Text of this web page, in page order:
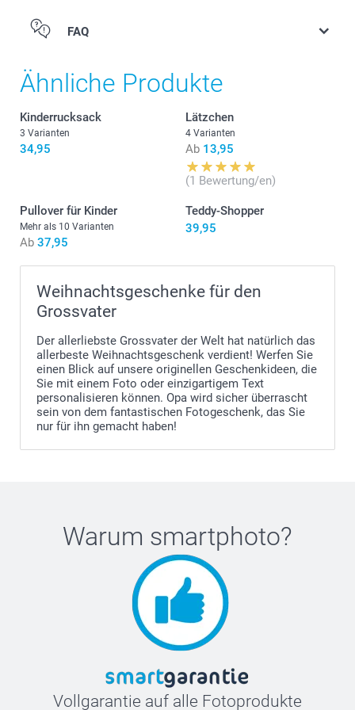
Masse: 12 cm (Höhe) x 6 cm (Durchmesser)
FAQ
Ähnliche Produkte
Kinderrucksack
3 Varianten
34,95
Lätzchen
4 Varianten
Ab 13,95
(1 Bewertung/en)
Pullover für Kinder
Mehr als 10 Varianten
Ab 37,95
Teddy-Shopper
39,95
Weihnachtsgeschenke für den
Grossvater
Der allerliebste Grossvater der Welt hat natürlich das
allerbeste Weihnachtsgeschenk verdient! Werfen Sie
einen Blick auf unsere originellen Geschenkideen, die
Sie mit einem Foto oder einzigartigem Text
personalisieren können. Opa wird sicher überrascht
sein von dem fantastischen Fotogeschenk, das Sie
nur für ihn gemacht haben!
Warum smartphoto?
Vollgarantie auf alle Fotoprodukte